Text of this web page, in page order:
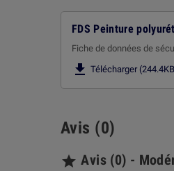
FDS Peinture
Fiche de données de
 Télécharger
Avis (0)
 Avis (0) -